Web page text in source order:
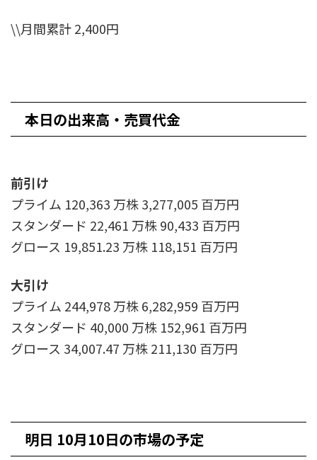
\\月間累計 2,400円
本日の出来高・売買代金
前引け
プライム 120,363 万株 3,277,005 百万円
スタンダード 22,461 万株 90,433 百万円
グロース 19,851.23 万株 118,151 百万円
大引け
プライム 244,978 万株 6,282,959 百万円
スタンダード 40,000 万株 152,961 百万円
グロース 34,007.47 万株 211,130 百万円
明日 10月10日の市場の予定